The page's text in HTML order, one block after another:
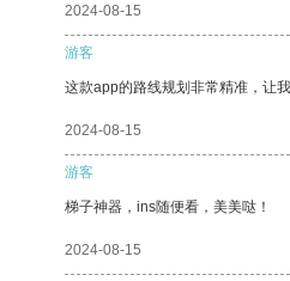
2024-08-15
游客
这款app的路线规划非常精准，让
2024-08-15
游客
梯子神器，ins随便看，美美哒！
2024-08-15